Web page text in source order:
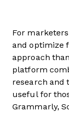
For
and optimize
approach
platform
research and
useful for
Grammarly,